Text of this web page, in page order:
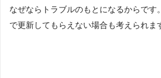
なぜならトラブルのもとになるからです
で更新してもらえない場合も考えられま